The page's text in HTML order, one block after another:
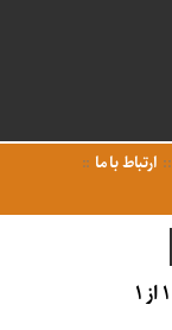
ارتباط با ما